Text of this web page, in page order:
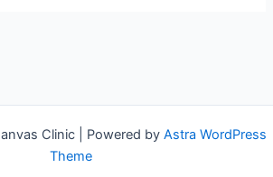
Clinic | Powered by Astra WordPress
Theme